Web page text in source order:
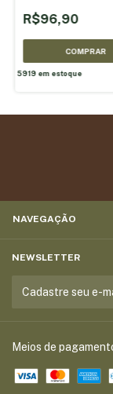
R$96,90
COMPRAR
5919 em estoque
NAVEGAÇÃO
NEWSLETTER
Meios de